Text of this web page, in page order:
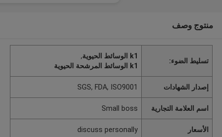
منتوج وصف
تسليط الضوء:
k1 الوسائط الحيوية
,
k1 الوسائط المرشحة الحيوية
إصدار الشهادات SGS, FDA, ISO9001
اسم العلامة التجارية Small boss
الأسعار discuss personally